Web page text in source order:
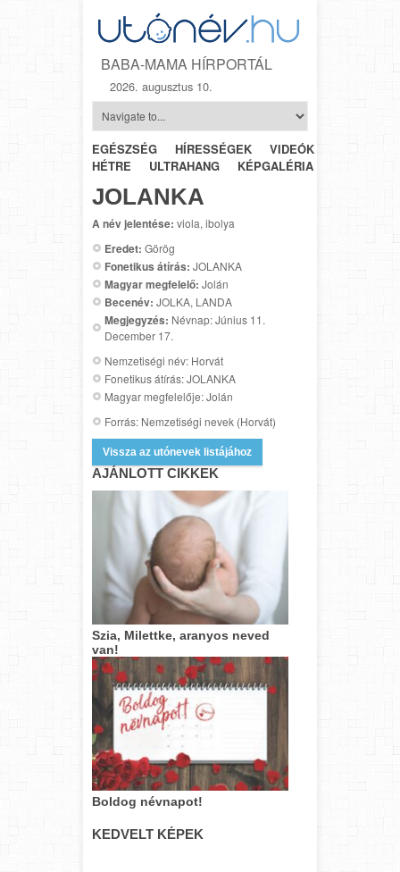
BABA-MAMA HÍRPORTÁL
2026. augusztus 10.
EGÉSZSÉG HÍRESSÉGEK VIDEÓK
HÉTRŐL-
HÉTRE
ULTRAHANG KÉPGALÉRIA
JOLANKA
A név jelentése: viola, ibolya
Eredet: Görög
Fonetikus átírás: JOLANKA
Magyar megfelelő: Jolán
Becenév: JOLKA, LANDA
Megjegyzés: Névnap: Június 11.
December 17.
Nemzetiségi név: Horvát
Fonetikus átírás: JOLANKA
Magyar megfelelője: Jolán
Forrás: Nemzetiségi nevek (Horvát)
Vissza az utónevek listájához
AJÁNLOTT CIKKEK
Szia, Milettke, aranyos neved
van!
Boldog névnapot!
KEDVELT KÉPEK